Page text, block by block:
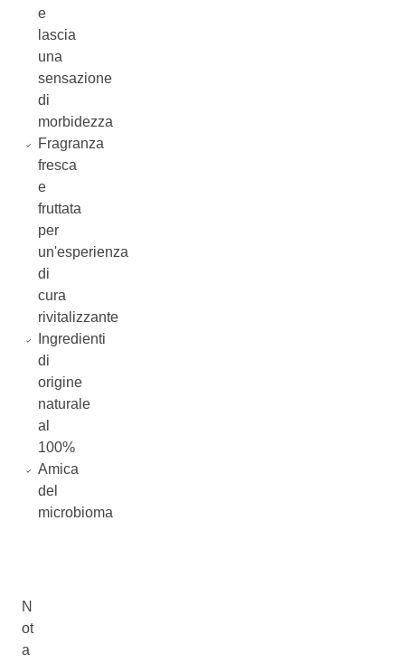
e
lascia
una
sensazione
di
morbidezza
Fragranza
fresca
e
fruttata
per
un'esperienza
di
cura
rivitalizzante
Ingredienti
di
origine
naturale
al
100%
Amica
del
microbioma
N
ot
a